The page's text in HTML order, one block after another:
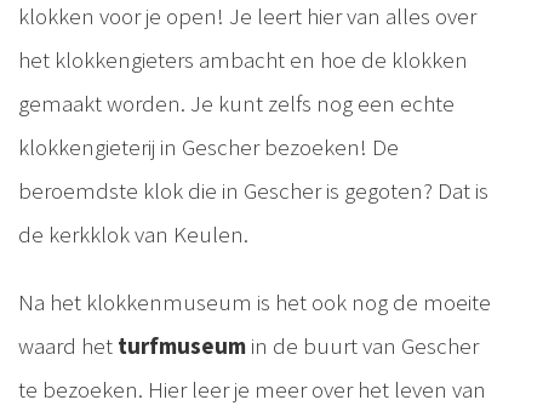
klokken voor je open! Je leert hier van alles over
het klokkengieters ambacht en hoe de klokken
gemaakt worden. Je kunt zelfs nog een echte
klokkengieterij in Gescher bezoeken! De
beroemdste klok die in Gescher is gegoten? Dat is
de kerkklok van Keulen.
Na het klokkenmuseum is het ook nog de moeite
waard het turfmuseum in de buurt van Gescher
te bezoeken. Hier leer je meer over het leven van